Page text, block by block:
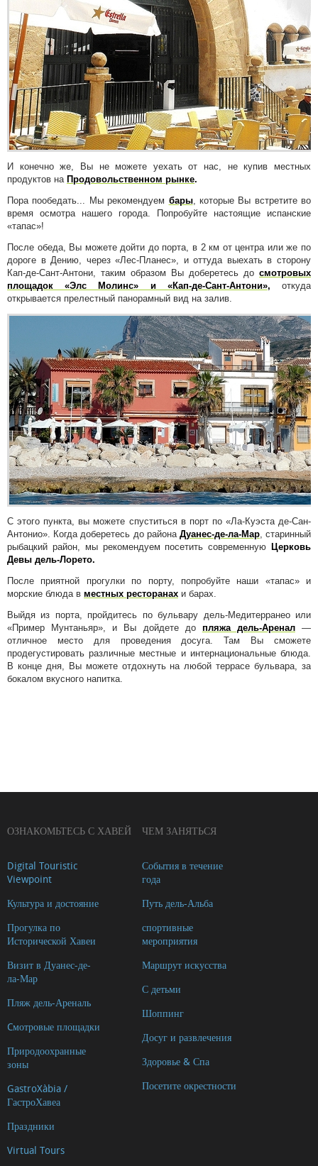
И конечно же, Вы не можете уехать от нас, не купив местных
продуктов на Продовольственном рынке.
Пора пообедать... Мы рекомендуем бары, которые Вы встретите во
время осмотра нашего города. Попробуйте настоящие испанские
«тапас»!
После обеда, Вы можете дойти до порта, в 2 км от центра или же по
дороге в Дению, через «Лес-Планес», и оттуда выехать в сторону
Кап-де-Сант-Антони, таким образом Вы доберетесь до смотровых
площадок «Элс Молинс» и «Кап-де-Сант-Антони»,откуда
открывается прелестный панорамный вид на залив.
С этого пункта, вы можете спуститься в порт по «Ла-Куэста де-Сан-
Антонио». Когда доберетесь до района Дуанес-де-ла-Мар, старинный
рыбацкий район, мы рекомендуем посетить современную Церковь
Девы дель-Лорето.
После приятной прогулки по порту, попробуйте наши «тапас» и
морские блюда в местных ресторанах и барах.
Выйдя из порта, пройдитесь по бульвару дель-Медитерранео или
«Пример Мунтаньяр», и Вы дойдете до пляжа дель-Аренал—
отличное место для проведения досуга. Там Вы сможете
продегустировать различные местные и интернациональные блюда.
В конце дня, Вы можете отдохнуть на любой террасе бульвара, за
бокалом вкусного напитка.
ОЗНАКОМЬТЕСЬ С ХАВЕЙ
Digital Touristic
Viewpoint
Культура и достояние
Прогулка по
Исторической Хавеи
Визит в Дуанес-де-
ла-Мар
Пляж дель-Ареналь
Cмотровые площадки
Природоохранные
зоны
GastroXàbia /
ГастроХавеа
Праздники
Virtual Tours
ЧЕМ ЗАНЯТЬСЯ
События в течение
года
Путь дель-Альба
спортивные
мероприятия
Маршрут искусства
С детьми
Шоппинг
Досуг и развлечения
Здоровье & Спа
Посетите окрестности